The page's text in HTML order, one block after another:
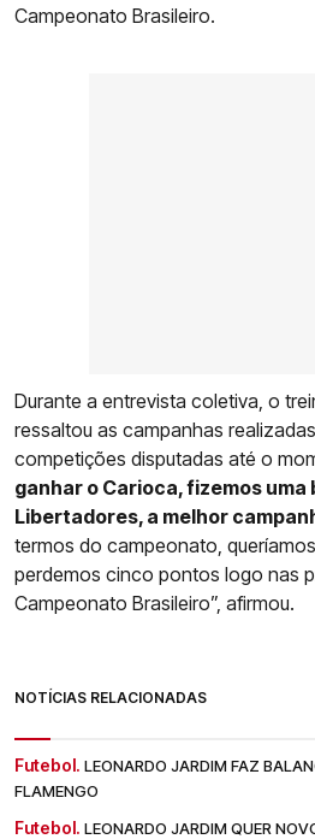
Campeonato Brasileiro.
Durante a entrevista coletiva, o
ressaltou as campanhas
competições disputadas até o
ganhar o Carioca, fizemos uma
Libertadores, a melhor
termos do campeonato,
perdemos cinco pontos logo nas
Campeonato Brasileiro”, afirmou.
NOTÍCIAS RELACIONADAS
Futebol. LEONARDO JARDIM FAZ
FLAMENGO
Futebol. LEONARDO JARDIM QUER